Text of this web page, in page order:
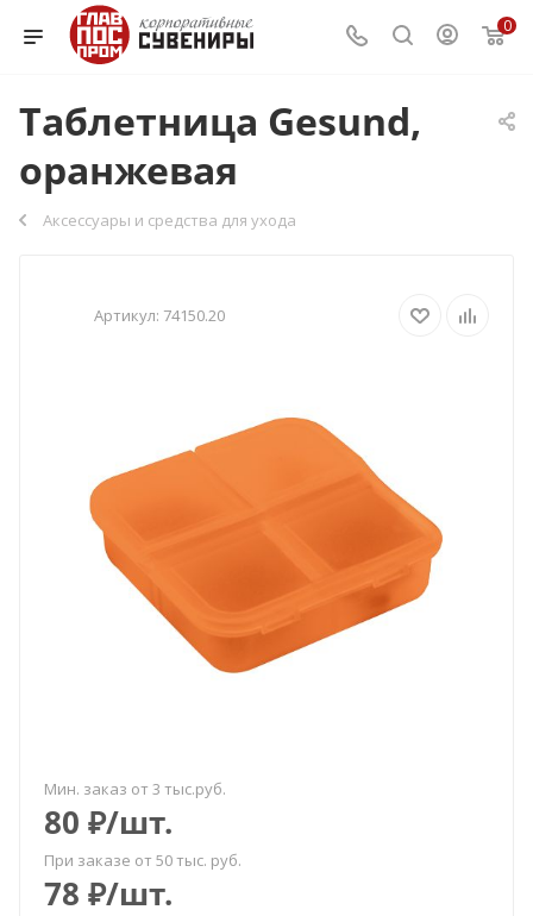
0
Таблетница Gesund,
оранжевая
Аксессуары и средства для ухода
Артикул: 74150.20
Мин. заказ от 3 тыс.руб.
80 ₽/шт.
При заказе от 50 тыс. руб.
78 ₽/шт.